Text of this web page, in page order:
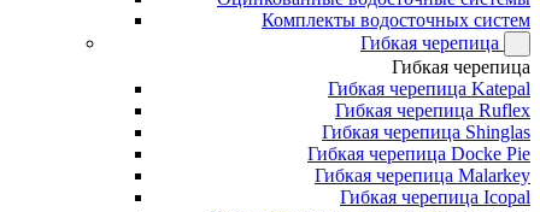
Комплекты водосточных систем
Гибкая черепица
Гибкая черепица
Гибкая черепица Katepal
Гибкая черепица Ruflex
Гибкая черепица Shinglas
Гибкая черепица Docke Pie
Гибкая черепица Malarkey
Гибкая черепица Icopal